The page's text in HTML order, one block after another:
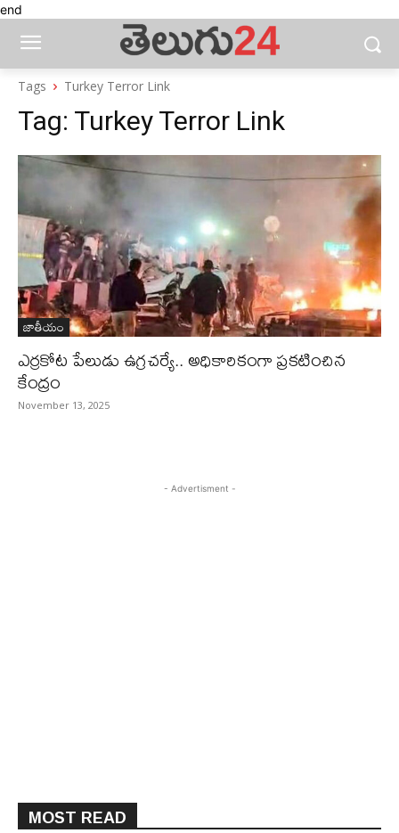
end
Tags Turkey Terror Link
Tag: Turkey Terror Link
జాతీయం
ఎర్రకోట పేలుడు ఉగ్రచర్యే.. అధికారికంగా ప్రకటించిన
కేంద్రం
November 13, 2025
- Advertisment -
MOST READ